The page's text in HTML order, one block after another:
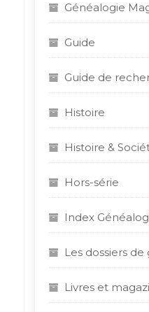
Généalogie
Guide
Guide de
Histoire
Histoire &
Hors-série
Index
Les dossiers
Livres et